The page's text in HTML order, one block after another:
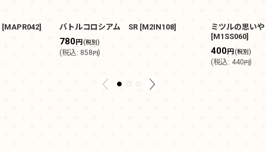
[MAPR042] バトルコロシアム SR [M2IN108]
780円 (税別)
(税込: 858円)
ミツルの思い
[M1SS060]
400円(税別)
(税込: 440円)